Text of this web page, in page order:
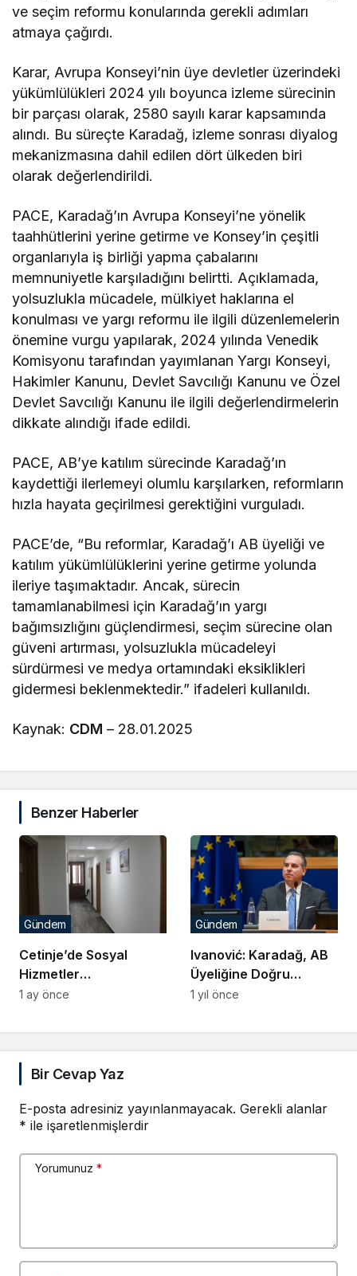
ve seçim reformu konularında gerekli adımları
atmaya çağırdı.
Karar, Avrupa Konseyi’nin üye devletler üzerindeki
yükümlülükleri 2024 yılı boyunca izleme sürecinin
bir parçası olarak, 2580 sayılı karar kapsamında
alındı. Bu süreçte Karadağ, izleme sonrası diyalog
mekanizmasına dahil edilen dört ülkeden biri
olarak değerlendirildi.
PACE, Karadağ’ın Avrupa Konseyi’ne yönelik
taahhütlerini yerine getirme ve Konsey’in çeşitli
organlarıyla iş birliği yapma çabalarını
memnuniyetle karşıladığını belirtti. Açıklamada,
yolsuzlukla mücadele, mülkiyet haklarına el
konulması ve yargı reformu ile ilgili düzenlemelerin
önemine vurgu yapılarak, 2024 yılında Venedik
Komisyonu tarafından yayımlanan Yargı Konseyi,
Hakimler Kanunu, Devlet Savcılığı Kanunu ve Özel
Devlet Savcılığı Kanunu ile ilgili değerlendirmelerin
dikkate alındığı ifade edildi.
PACE, AB’ye katılım sürecinde Karadağ’ın
kaydettiği ilerlemeyi olumlu karşılarken, reformların
hızla hayata geçirilmesi gerektiğini vurguladı.
PACE’de, “Bu reformlar, Karadağ’ı AB üyeliği ve
katılım yükümlülüklerini yerine getirme yolunda
ileriye taşımaktadır. Ancak, sürecin
tamamlanabilmesi için Karadağ’ın yargı
bağımsızlığını güçlendirmesi, seçim sürecine olan
güveni artırması, yolsuzlukla mücadeleyi
sürdürmesi ve medya ortamındaki eksiklikleri
gidermesi beklenmektedir.” ifadeleri kullanıldı.
Kaynak: CDM – 28.01.2025
Benzer Haberler
Cetinje’de Sosyal
Hizmetler
Çalışanlarının Gözü
Gündem
1 ay önce
Ivanović: Karadağ, AB
Üyeliğine Doğru
Kararlılıkla İlerliyor
Gündem
1 yıl önce
Bir Cevap Yaz
E-posta adresiniz yayınlanmayacak. Gerekli alanlar
* ile işaretlenmişlerdir
Yorumunuz *